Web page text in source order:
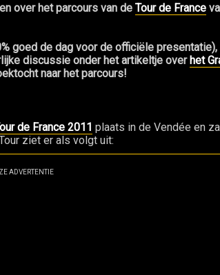
over het parcours van de Tour de France
goed de dag voor de officiële
discussie onder het artikeltje overhet
naar het parcours!
de France 2011 plaats in de Vendée en
ziet er als volgt uit:
ADVERTENTIE